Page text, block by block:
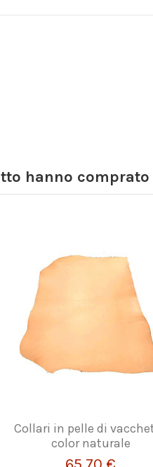
hanno comprato
Collari in pelle di
color naturale